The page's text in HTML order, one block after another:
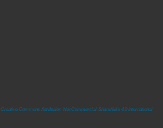
Creative Commons Attribution-NonCommercial-ShareAlike 4.0 International